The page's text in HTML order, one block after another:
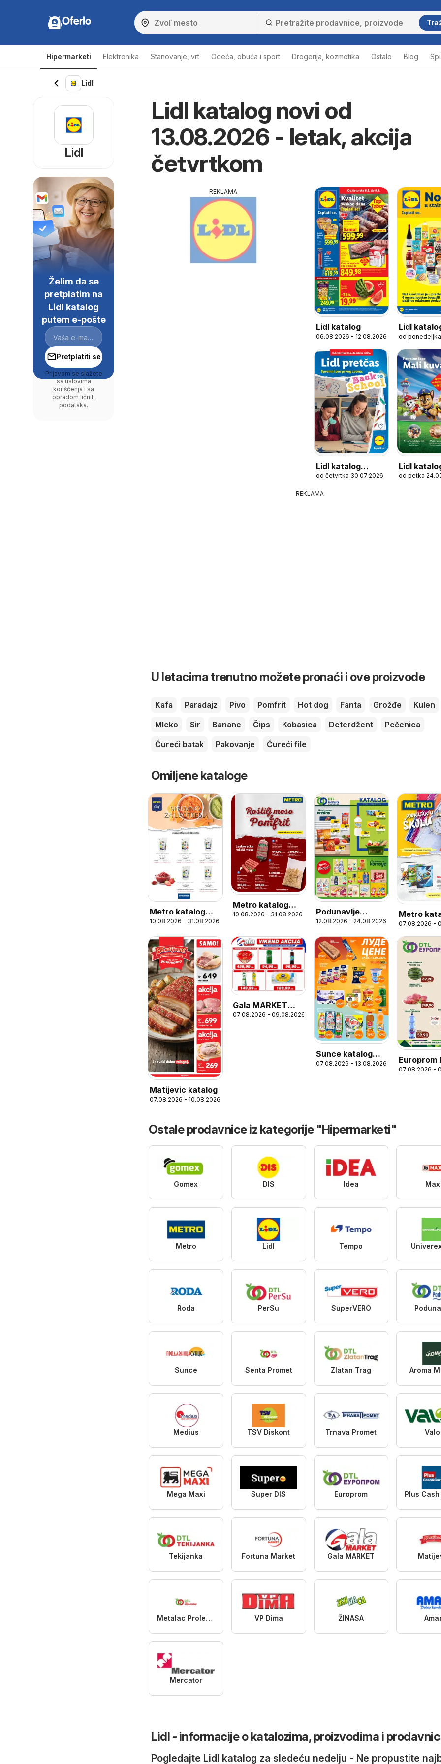
Oferlo
Hipermarketi Elektronika Stanovanje, vrt Odeća, obuća i sport Drogerija, kozmetika Ostalo Blog
Lidl
Lidl katalog novi od
13.08.2026 - letak, akcija
četvrtkom
REKLAMA
Lidl katalog
06.08.2026 - 12.08.2026
Lidl
u stalnoj
od ponedeljka
Lidl katalog
Spremni pre
prvog zvona
od četvrtka 30.07.2026
Lidl
Patrolne
od petka
REKLAMA
U letacima trenutno možete pronaći i ove proizvode
Kafa Paradajz Pivo Pomfrit Hot dog Fanta Grožđe
Kulen
Mleko
Sir Banane Čips Kobasica Deterdžent
Pečenica
Ćureći batak
Pakovanje Ćureći file
Omiljene kataloge
Metro katalog
Spremno za
upotrebu
10.08.2026 - 31.08.2026
Metro katalog
Roštilj meso i
10.08.2026 - 31.08.2026
Podunavlje
katalog
12.08.2026 - 24.08.2026
Metro
Povratak
07.08.2026 -
Matijevic katalog
07.08.2026 - 10.08.2026
Gala MARKET
katalog Vikend
07.08.2026 - 09.08.2026
Sunce katalog
Луде цене
07.08.2026 - 13.08.2026
Europrom
Викенд
07.08.2026 -
Ostale prodavnice iz kategorije "Hipermarketi"
Gomex DIS Idea Maxi
Metro Lidl Tempo
Roda PerSu SuperVERO
Sunce Senta Promet Zlatan Trag Aroma
Medius TSV Diskont Trnava Promet
Mega Maxi Super DIS Europrom
Tekijanka Fortuna Market Gala MARKET
Metalac Proleter VP Dima ŽINASA
Mercator
Lidl - informacije o katalozima, proizvodima i
Pogledajte Lidl katalog za sledeću nedelju - Ne propustite
Lidl
Želim da se
pretplatim na
Lidl katalog
putem e-pošte
Pretplatiti se
Prijavom se slažete
sauslovima
korišćenja i sa
obradom ličnih
podataka.